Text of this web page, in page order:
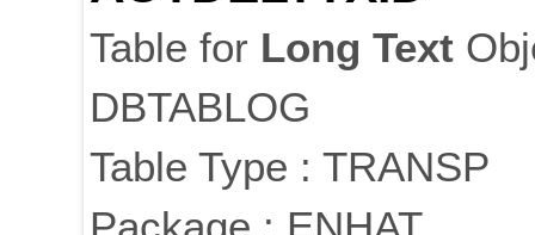
Table for Long Text
DBTABLOG
Table Type : TRANSP